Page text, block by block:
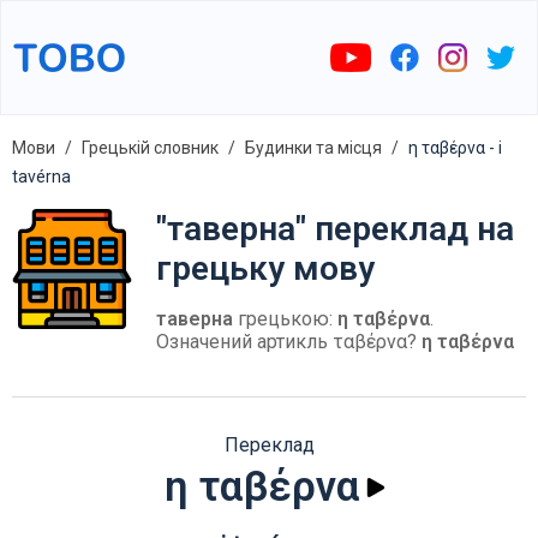
Мови Грецькій словник Будинки та місця
η ταβέρνα - i
tavérna
"таверна" переклад на
грецьку мову
таверна грецькою: η ταβέρνα.
Означений артикль ταβέρνα? η ταβέρνα
Переклад
η ταβέρνα